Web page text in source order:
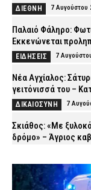
ΔΙΕΘΝΗ 7 Αυγούστου
Παλαιό Φάληρο:
Εκκενώνεται
ΕΙΔΗΣΕΙΣ 7
Νέα Αγχίαλος:
γειτόνισσά του –
ΔΙΚΑΙΟΣΥΝΗ 7
Σκιάθος: «Με
δρόμο» – Άγριος
Εξαφάνιση
Παιδιού»